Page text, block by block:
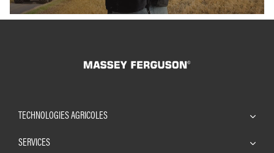
TECHNOLOGIES AGRICOLES
SERVICES